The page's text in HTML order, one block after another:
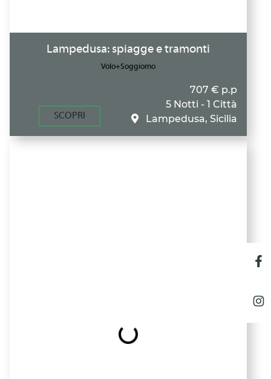
Lampedusa: spiagge e tramonti
Volo+Soggiorno
SCOPRI
707 € p.p
5 Notti - 1 Città
Lampedusa, Sicilia